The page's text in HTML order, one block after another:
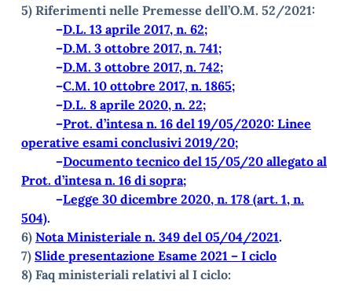
5) Riferimenti nelle Premesse dell’O.M. 52/2021:
–D.L. 13 aprile 2017, n. 62;
–D.M. 3 ottobre 2017, n. 741;
–D.M. 3 ottobre 2017, n. 742;
–C.M. 10 ottobre 2017, n. 1865;
–D.L. 8 aprile 2020, n. 22;
–Prot. d’intesa n. 16 del 19/05/2020: Linee
operative esami conclusivi 2019/20;
–Documento tecnico del 15/05/20 allegato al
Prot. d’intesa n. 16 di sopra;
–Legge 30 dicembre 2020, n. 178 (art. 1, n.
504).
6) Nota Ministeriale n. 349 del 05/04/2021.
7) Slide presentazione Esame 2021 – I ciclo
8) Faq ministeriali relativi al I ciclo: